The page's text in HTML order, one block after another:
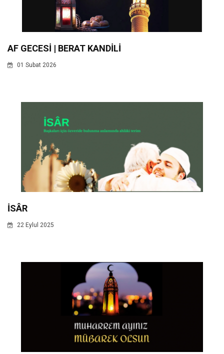
AF GECESİ | BERAT KANDİLİ
01 Subat 2026
İSÂR
22 Eylul 2025